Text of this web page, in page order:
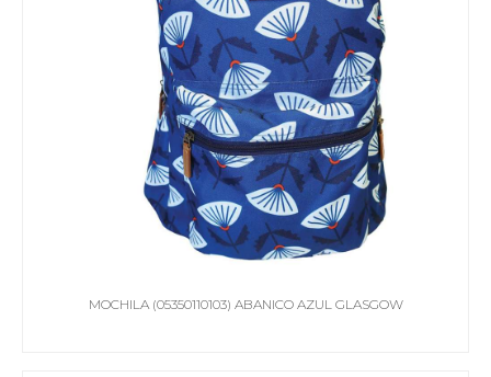
MOCHILA (05350110103) ABANICO AZUL GLASGOW